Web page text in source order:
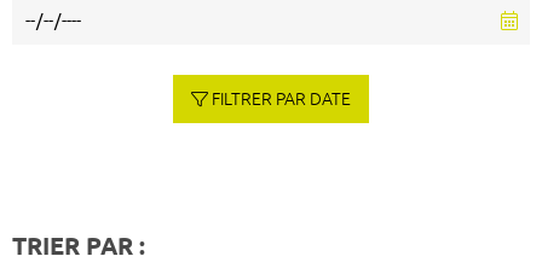
FILTRER PAR DATE
TRIER PAR :